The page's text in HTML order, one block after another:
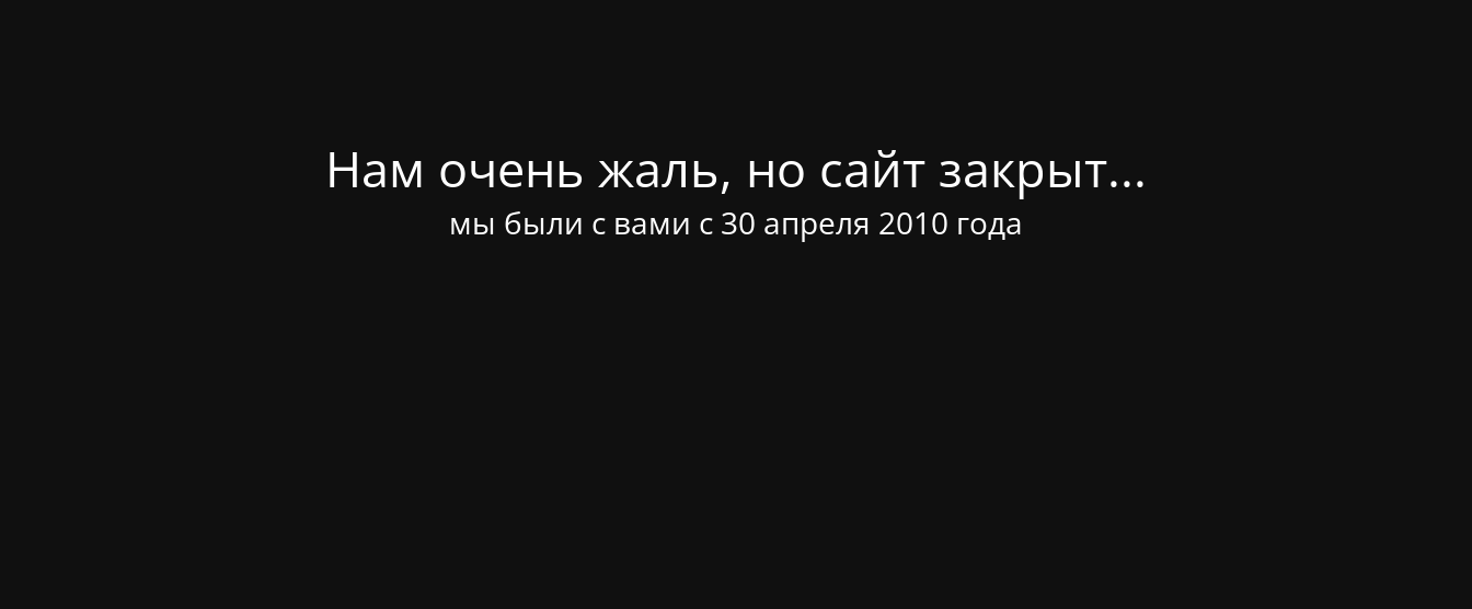
Нам очень жаль, но сайт закрыт...
мы были с вами с 30 апреля 2010 года